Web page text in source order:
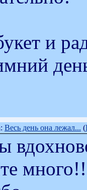
и
: Весь день она лежал... (